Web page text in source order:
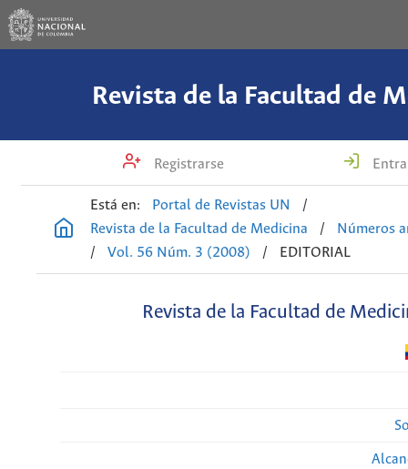
Revista de la Facultad de
Registrarse
Está en: Portal de Revistas UN
/
Revista de la Facultad de Medicina
/
Números
/
Vol. 56 Núm. 3 (2008) / EDITORIAL
Revista de la Facultad de